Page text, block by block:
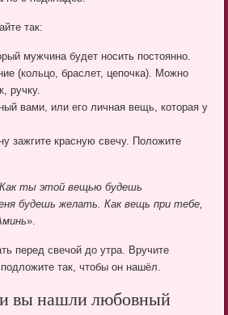
так:
мужчина будет носить постоянно.
(кольцо, браслет, цепочка). Можно
ручку.
вами, или его личная вещь, которая у
зажгите красную свечу. Положите
Как ты этой вещью будешь
будешь желать. Как вещь при тебе,
».
перед свечой до утра. Вручите
так, чтобы он нашёл.
вы нашли любовный